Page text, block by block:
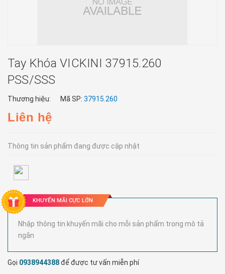
Tay Khóa VICKINI 37915.260
PSS/SSS
Thương hiệu: Mã SP: 37915.260
Liên hệ
Thông tin sản phẩm đang được cập nhật
KHUYẾN MÃI CỰC LỚN
Nhập thông tin khuyến mãi cho mỗi sản phẩm trong mô tả
ngắn
Gọi 0938944388để được tư vấn miễn phí